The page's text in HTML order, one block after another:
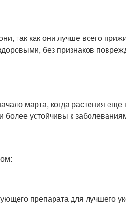
так как они лучше всего
без признаков
марта, когда растения еще
более устойчивы к
препарата для лучшего